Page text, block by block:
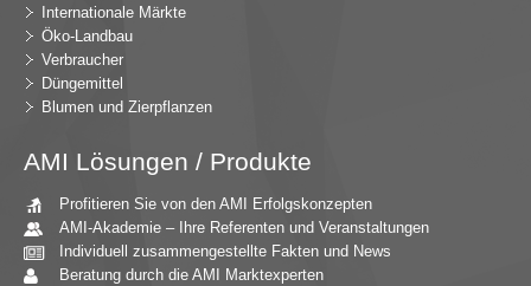
Internationale Märkte
Öko-Landbau
Verbraucher
Düngemittel
Blumen und Zierpflanzen
AMI Lösungen / Produkte
Profitieren Sie von den AMI Erfolgskonzepten
AMI-Akademie – Ihre Referenten und Veranstaltungen
Individuell zusammengestellte Fakten und News
Beratung durch die AMI Marktexperten